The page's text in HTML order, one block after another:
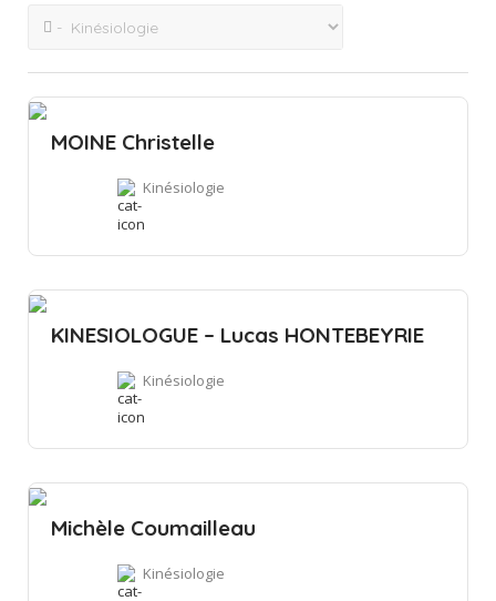
MOINE Christelle
Kinésiologie
KINESIOLOGUE – Lucas HONTEBEYRIE
Kinésiologie
Michèle Coumailleau
Kinésiologie